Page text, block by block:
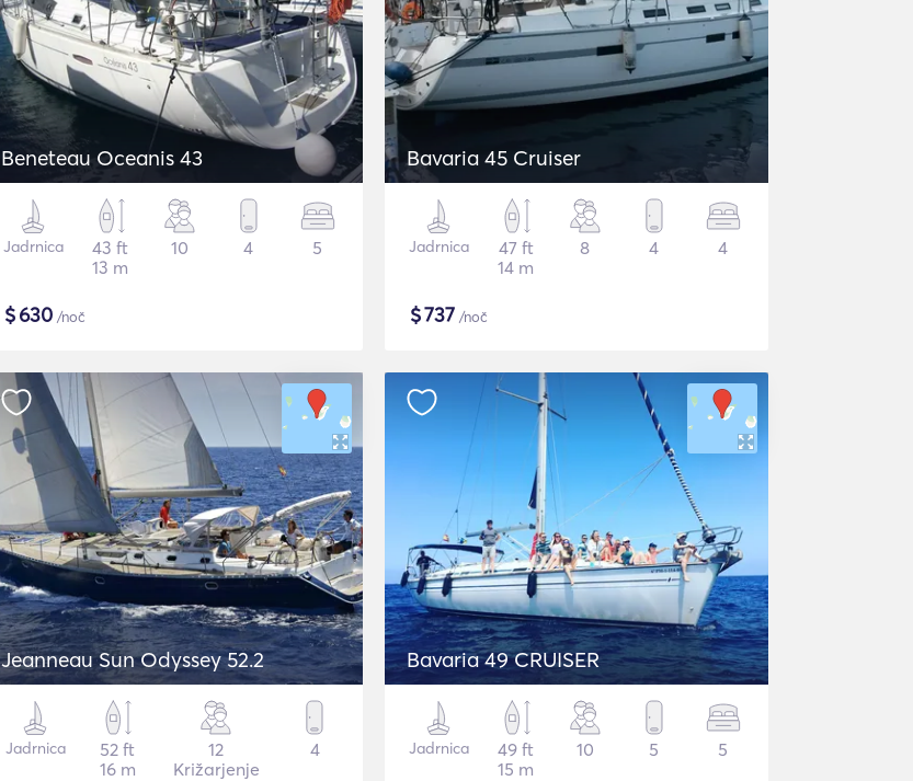
Beneteau Oceanis 43
Jadrnica
43 ft
13 m
10 4 5
$630 /noč
Bavaria 45 Cruiser
Jadrnica
47 ft
14 m
8 4 4
$737 /noč
Jeanneau Sun Odyssey 52.2
Jadrnica
52 ft
16 m
12
Križarjenje
4
Bavaria 49 CRUISER
Jadrnica
49 ft
15 m
10 5 5